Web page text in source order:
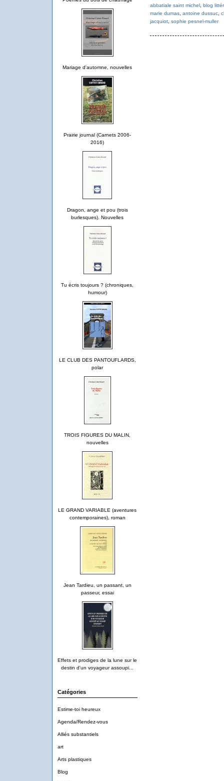
Mariage d'automne, nouvelles
Prairie journal (Carnets 2006-
2016)
Dragon, ange et pou (trois
burlesques). Nouvelles
Tu écris toujours ? (chroniques,
humour)
LE CLUB DES PANTOUFLARDS,
polar
TROIS FIGURES DU MALIN,
nouvelles
LE GRAND VARIABLE (aventures
contemporaines), roman
Jean Tardieu, un passant, un
passeur, essai
Effets et prodiges de la lune sur le
destin d'un voyageur assoupi...
Catégories
Estime-toi heureux
Agenda/Rendez-vous
Alliés substantiels
art
Arts plastiques
Blog
abbatiale saint michel, blog
marie dumas, antoine dussuc,
jacquiot, sophie pesnel-muller